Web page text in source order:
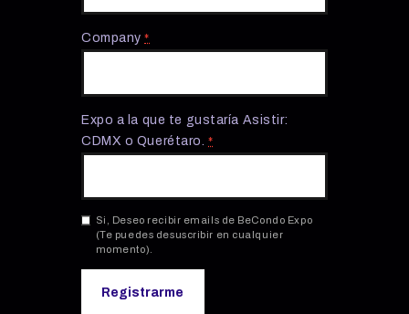
Company*
Expo a la que te gustaría Asistir:
CDMX o Querétaro.*
Si, Deseo recibir emails de BeCondo Expo
(Te puedes desuscribir en cualquier
momento).